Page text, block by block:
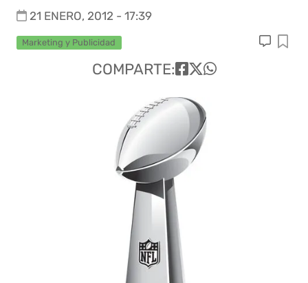
21 ENERO, 2012 - 17:39
Marketing y Publicidad
COMPARTE: